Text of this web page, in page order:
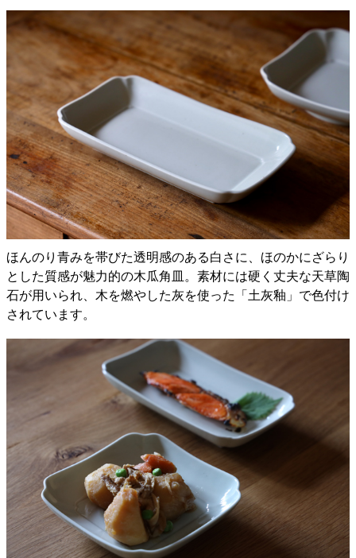
ほんのり青みを帯びた透明感のある白さに、ほのかにざらり
とした質感が魅力的の木瓜角皿。素材には硬く丈夫な天草陶
石が用いられ、木を燃やした灰を使った「土灰釉」で色付け
されています。